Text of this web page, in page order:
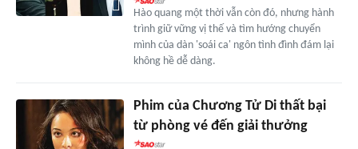
Hào quang một thời vẫn còn đó, nhưng hành
trình giữ vững vị thế và tìm hướng chuyển
mình của dàn 'soái ca' ngôn tình đình đám lại
không hề dễ dàng.
Phim của Chương Tử Di thất bại
từ phòng vé đến giải thưởng